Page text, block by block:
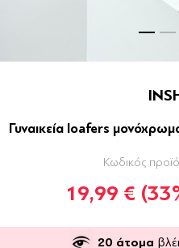
Γυναικεία loafers
Κωδικός
19,99 €
20 άτομα